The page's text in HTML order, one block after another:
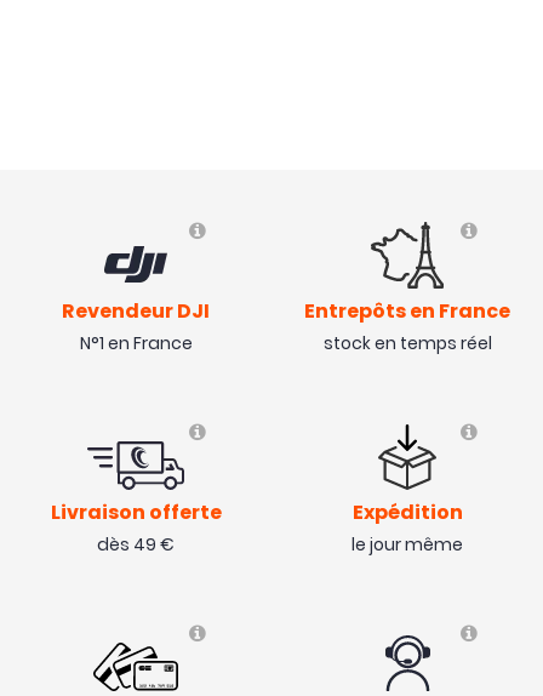
Revendeur DJI
N°1 en France
Entrepôts en France
stock en temps réel
Livraison offerte
dès 49 €
Expédition
le jour même